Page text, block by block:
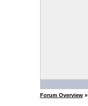
Forum Overview»